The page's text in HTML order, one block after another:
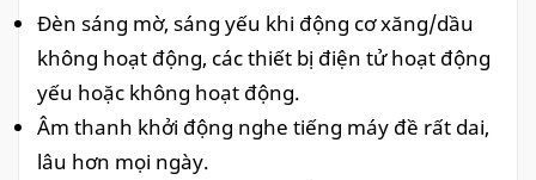
Đèn sáng mờ, sáng yếu khi động cơ xăng/dầu
không hoạt động, các thiết bị điện tử hoạt động
yếu hoặc không hoạt động.
Âm thanh khởi động nghe tiếng máy đề rất dai,
lâu hơn mọi ngày.